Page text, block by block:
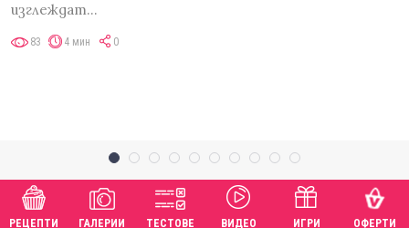
изглеждат…
83 4 мин 0
РЕЦЕПТИ ГАЛЕРИИ ТЕСТОВЕ ВИДЕО ИГРИ ОФЕРТИ